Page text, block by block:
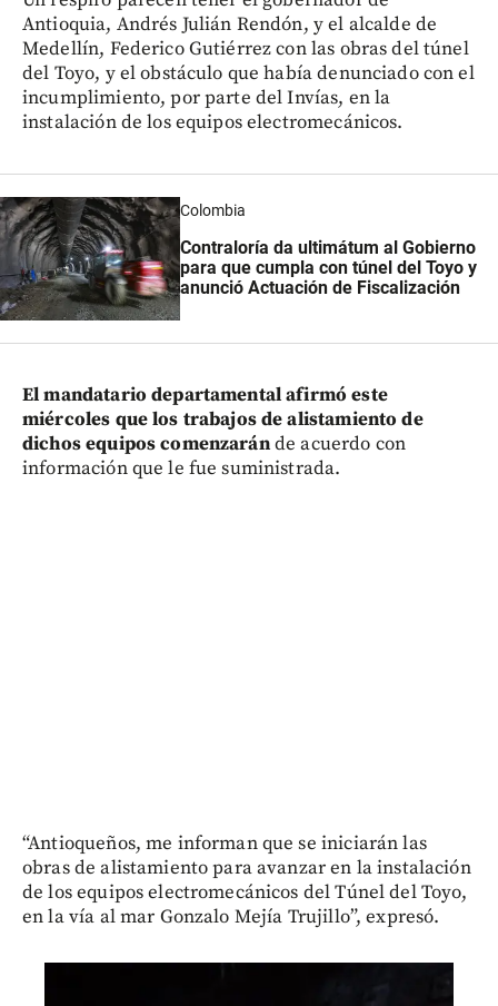
Antioquia, Andrés Julián Rendón, y el alcalde de
Medellín, Federico Gutiérrez con las obras del túnel
del Toyo, y el obstáculo que había denunciado con el
incumplimiento, por parte del Invías, en la
instalación de los equipos electromecánicos.
Colombia
Contraloría da ultimátum al Gobierno
para que cumpla con túnel del Toyo y
anunció Actuación de Fiscalización
El mandatario departamental afirmó este
miércoles que los trabajos de alistamiento de
dichos equipos comenzaránde acuerdo con
información que le fue suministrada.
“Antioqueños, me informan que se iniciarán las
obras de alistamiento para avanzar en la instalación
de los equipos electromecánicos del Túnel del Toyo,
en la vía al mar Gonzalo Mejía Trujillo”, expresó.